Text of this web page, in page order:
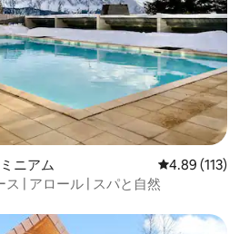
ニアム レビュー113
4.89 (113)
ス | アロール | スパと自然